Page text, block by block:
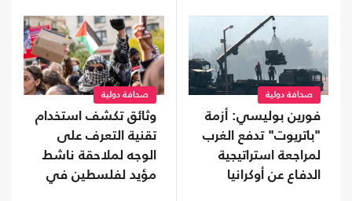
صحافة دولية
فورين بوليسي: أزمة
"باتريوت" تدفع الغرب
لمراجعة استراتيجية
الدفاع عن أوكرانيا
صحافة دولية
وثائق تكشف استخدام
تقنية التعرف على
الوجه لملاحقة ناشط
مؤيد لفلسطين في